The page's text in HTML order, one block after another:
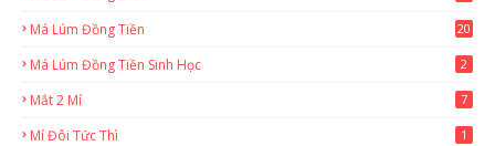
Má Lúm Đồng Tiền 20
Má Lúm Đồng Tiền Sinh Học 2
Mắt 2 Mí 7
Mí Đôi Tức Thì 1